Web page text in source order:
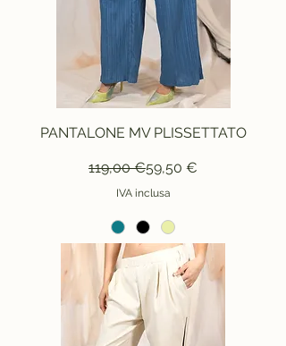
PANTALONE MV PLISSETTATO
Prezzo regolare
119,00 €Prezzo scontato
59,50 €
IVA inclusa